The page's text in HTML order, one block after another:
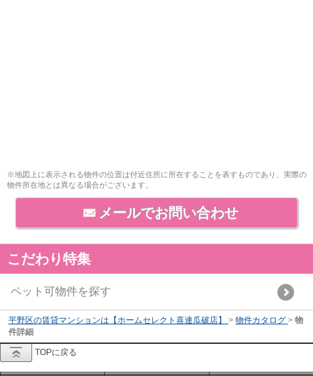
※地図上に表示される物件の位置は付近住所に所在することを表すものであり、実際の
物件所在地とは異なる場合がございます。
メールでお問い合わせ
こだわり特集
ペット可物件を探す
平野区の賃貸マンションは【ホームセレクト喜連瓜破店】 > 物件カタログ > 物
件詳細
TOPに戻る